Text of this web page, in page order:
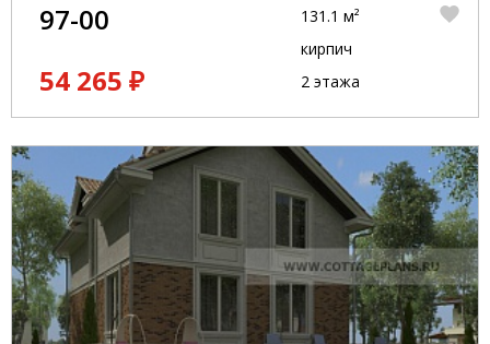
97-00
54 265 ₽
131.1 м²
кирпич
2 этажа